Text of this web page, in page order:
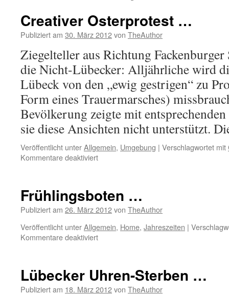
Creativer Osterprotest …
Publiziert am 30. März 2012von TheAuthor
Ziegelteller aus Richtung
die Nicht-Lübecker: Alljährliche wird
Lübeck von den „ewig gestrigen“ zu
Form eines Trauermarsches)
Bevölkerung zeigte mit
sie diese Ansichten nicht unterstützt.
Veröffentlicht unterAllgemein, Umgebung | Verschlagwortet mit
Kommentare deaktiviertfür
Frühlingsboten …
Publiziert am 26. März 2012von TheAuthor
Veröffentlicht unterAllgemein, Home, Jahreszeiten |
Kommentare deaktiviertfür
Lübecker Uhren-Sterben …
Publiziert am 18. März 2012von TheAuthor